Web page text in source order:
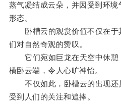
蒸气凝结成云朵，并因受到环
形态。
卧槽云的观赏价值不仅在于
们对自然奇观的赞叹。
它们宛如巨龙在天空中休憩
横卧云端，令人心旷神怡。
不仅如此，卧槽云的出现还
受到人们的关注和追捧。